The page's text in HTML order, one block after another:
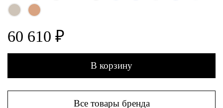
60 610 ₽
В корзину
Все товары бренда